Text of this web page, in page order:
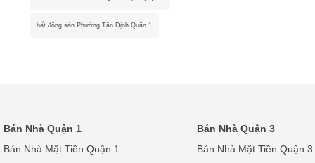
bất động sản Phường Tân Định Quận 1
Bán Nhà Quận 1
Bán Nhà Quận 3
Bán Nhà Mặt Tiền Quận 1
Bán Nhà Mặt Tiền Quận 3